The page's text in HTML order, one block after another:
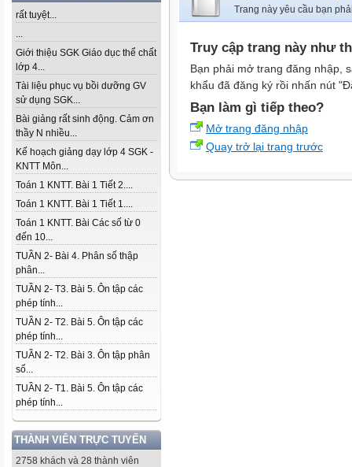
rất tuyệt...
...
Giới thiệu SGK Giáo dục thể chất
lớp 4...
Tài liệu phục vụ bồi dưỡng GV
sử dụng SGK...
Bài giảng rất sinh động. Cảm ơn
thầy N nhiều...
Kế hoạch giảng dạy lớp 4 SGK -
KNTT Môn...
Toán 1 KNTT. Bài 1 Tiết 2....
Toán 1 KNTT. Bài 1 Tiết 1....
Toán 1 KNTT. Bài Các số từ 0
đến 10...
TUẦN 2- Bài 4. Phân số thập
phân...
TUẦN 2- T3. Bài 5. Ôn tập các
phép tính...
TUẦN 2- T2. Bài 5. Ôn tập các
phép tính...
TUẦN 2- T2. Bài 3. Ôn tập phân
số...
TUẦN 2- T1. Bài 5. Ôn tập các
phép tính...
THÀNH VIÊN TRỰC TUYẾN
2758 khách và 28 thành viên
Trang này yêu cầu bạn
Truy cập trang này như
Bạn phải mở trang đăng nhập,
khẩu đã đăng ký rồi nhấn nút
Bạn làm gì tiếp theo?
Mở trang đăng nhập
Quay trở lại trang trước